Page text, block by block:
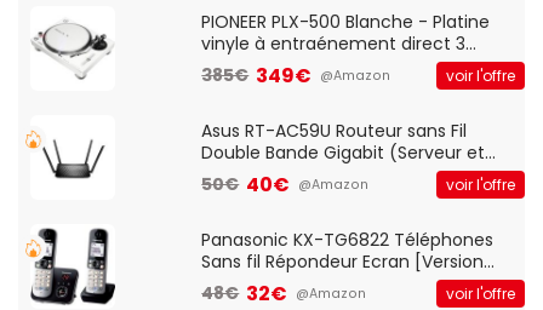
QWERTY UK - Noir
PIONEER PLX-500 Blanche - Platine
vinyle à entraénement direct 3
vitesses (33-45-78 trs/min) avec
pre-ampli intégré et port USB
385€ 349€ @Amazon voir l'offre
Asus RT-AC59U Routeur sans Fil
Double Bande Gigabit (Serveur et
Client VPN, Triple Vlan, Mode Point
d'accès et Bridge, contrôle Parental,
50€ 40€ @Amazon voir l'offre
Panasonic KX-TG6822 Téléphones
Sans fil Répondeur Ecran [Version
Française]
48€ 32€ @Amazon voir l'offre